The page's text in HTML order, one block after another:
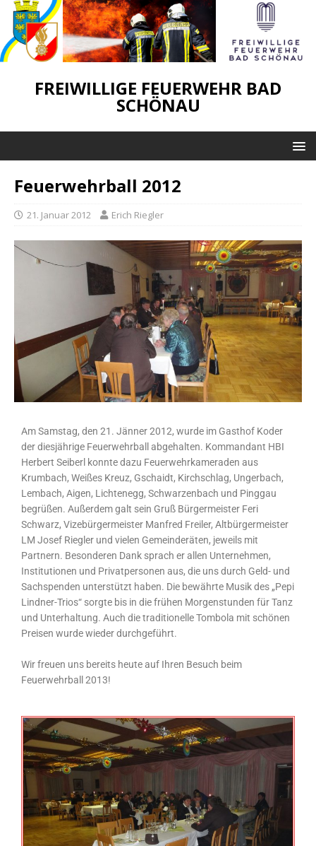
FREIWILLIGE FEUERWEHR BAD
SCHÖNAU
Feuerwehrball 2012
21. Januar 2012 Erich Riegler
Am Samstag, den 21. Jänner 2012, wurde im Gasthof Koder
der diesjährige Feuerwehrball abgehalten. Kommandant HBI
Herbert Seiberl konnte dazu Feuerwehrkameraden aus
Krumbach, Weißes Kreuz, Gschaidt, Kirchschlag, Ungerbach,
Lembach, Aigen, Lichtenegg, Schwarzenbach und Pinggau
begrüßen. Außerdem galt sein Gruß Bürgermeister Feri
Schwarz, Vizebürgermeister Manfred Freiler, Altbürgermeister
LM Josef Riegler und vielen Gemeinderäten, jeweils mit
Partnern. Besonderen Dank sprach er allen Unternehmen,
Institutionen und Privatpersonen aus, die uns durch Geld- und
Sachspenden unterstützt haben. Die bewährte Musik des „Pepi
Lindner-Trios“ sorgte bis in die frühen Morgenstunden für Tanz
und Unterhaltung. Auch die traditionelle Tombola mit schönen
Preisen wurde wieder durchgeführt.
Wir freuen uns bereits heute auf Ihren Besuch beim
Feuerwehrball 2013!